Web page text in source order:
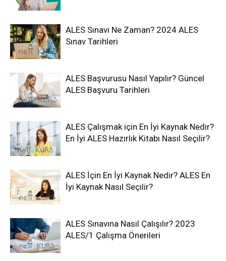
ALES Sınavı Ne Zaman? 2024 ALES
Sınav Tarihleri
ALES Başvurusu Nasıl Yapılır? Güncel
ALES Başvuru Tarihleri
ALES Çalışmak için En İyi Kaynak Nedir?
En İyi ALES Hazırlık Kitabı Nasıl Seçilir?
ALES İçin En İyi Kaynak Nedir? ALES En
İyi Kaynak Nasıl Seçilir?
ALES Sınavına Nasıl Çalışılır? 2023
ALES/1 Çalışma Önerileri